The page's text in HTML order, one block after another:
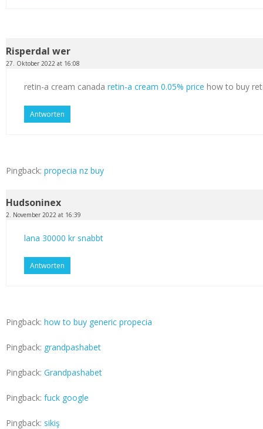
Risperdal wer
27. Oktober 2022 at 16:08
retin-a cream canada retin-a cream 0.05% price how to buy
Antworten
Pingback: propecia nz buy
Hudsoninex
2. November 2022 at 16:39
lana 30000 kr snabbt
Antworten
Pingback: how to buy generic propecia
Pingback: grandpashabet
Pingback: Grandpashabet
Pingback: fuck google
Pingback: sikiş